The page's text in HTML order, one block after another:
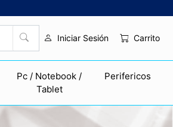
Iniciar Sesión Carrito
Pc / Notebook /
Tablet
Perifericos